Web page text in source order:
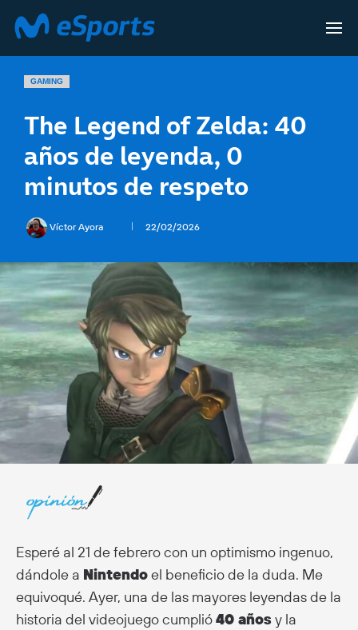
GAMING
The Legend of Zelda: 40
años de leyenda, 0
minutos de respeto
Víctor Ayora 22/02/2026
Esperé al 21 de febrero con un optimismo ingenuo,
dándole a Nintendoel beneficio de la duda. Me
equivoqué. Ayer, una de las mayores leyendas de la
historia del videojuego cumplió40 años y la